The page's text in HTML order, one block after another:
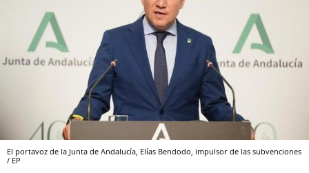
El portavoz de la Junta de Andalucía, Elías Bendodo, impulsor de las subvenciones
/ EP